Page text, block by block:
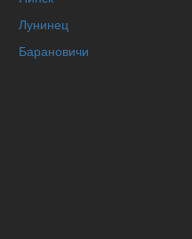
Лунинец
Барановичи